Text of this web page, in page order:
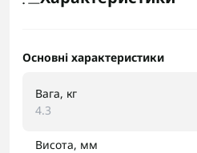
Основні характеристики
Вага, кг
4.3
Висота, мм